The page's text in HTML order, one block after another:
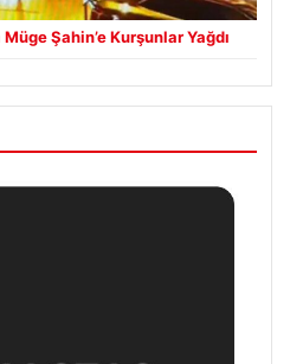
Şahin’e Kurşunlar Yağdı